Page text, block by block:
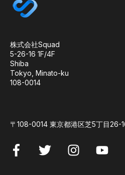
株式会社Squad
5-26-16 1F/4F
Shiba
Tokyo, Minato-ku
108-0014
〒108-0014 東京都港区芝5丁目26-